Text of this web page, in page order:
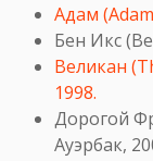
Адам
Бен Икс
Великан
1998.
Дорогой
Ауэрбак,